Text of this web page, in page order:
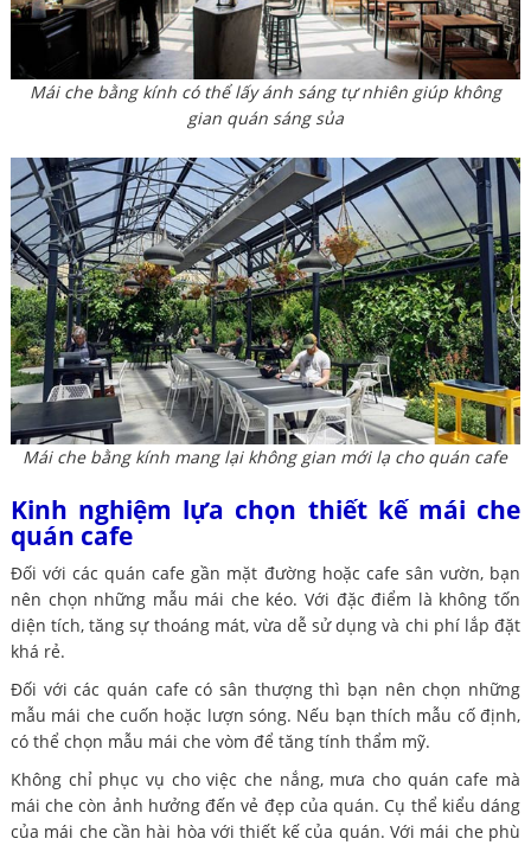
Mái che bằng kính có thể lấy ánh sáng tự nhiên giúp không
gian quán sáng sủa
Mái che bằng kính mang lại không gian mới lạ cho quán cafe
Kinh nghiệm lựa chọn thiết kế mái che
quán cafe
Đối với các quán cafe gần mặt đường hoặc cafe sân vườn, bạn
nên chọn những mẫu mái che kéo. Với đặc điểm là không tốn
diện tích, tăng sự thoáng mát, vừa dễ sử dụng và chi phí lắp đặt
khá rẻ.
Đối với các quán cafe có sân thượng thì bạn nên chọn những
mẫu mái che cuốn hoặc lượn sóng. Nếu bạn thích mẫu cố định,
có thể chọn mẫu mái che vòm để tăng tính thẩm mỹ.
Không chỉ phục vụ cho việc che nắng, mưa cho quán cafe mà
mái che còn ảnh hưởng đến vẻ đẹp của quán. Cụ thể kiểu dáng
của mái che cần hài hòa với thiết kế của quán. Với mái che phù